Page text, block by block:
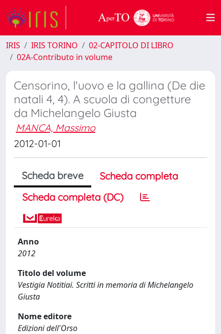
IRIS IRIS TORINO
02-CAPITOLO DI LIBRO
02A-Contributo in volume
Censorino, l'uovo e la gallina (De die
natali 4, 4). A scuola di congetture
da Michelangelo Giusta
MANCA, Massimo
2012-01-01
Scheda breve
Scheda completa
Scheda completa (DC)
Anno
2012
Titolo del volume
Vestigia Notitiai. Scritti in memoria di Michelangelo
Giusta
Nome editore
Edizioni dell'Orso